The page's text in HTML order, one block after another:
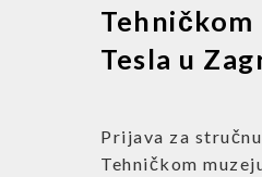
Tehničkom
Tesla u
Prijava za
Tehničkom